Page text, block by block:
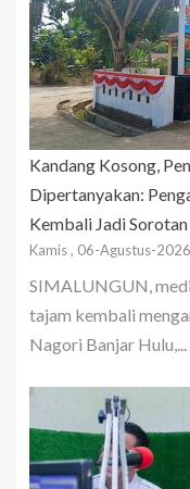
Kandang Kosong,
Dipertanyakan:
Kembali Jadi Sorotan
Kamis , 06-Agustus-2026
SIMALUNGUN,
tajam kembali
Nagori Banjar Hulu,...